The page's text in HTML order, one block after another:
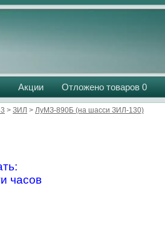
Акции Отложено товаров 0
> ЗИЛ > ЛуМЗ-890Б (на шасси ЗИЛ-130)
часов